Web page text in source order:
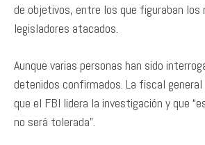
de objetivos, entre los que figuraban los
legisladores atacados.
Aunque varias personas han sido
detenidos confirmados. La fiscal general
que el FBI lidera la investigación y que
no será tolerada”.